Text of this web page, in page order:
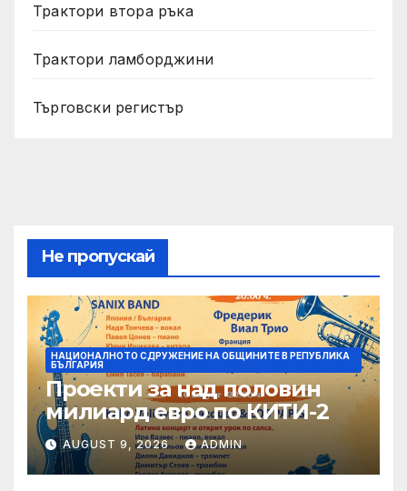
Трактори втора ръка
Трактори ламборджини
Търговски регистър
Не пропускай
НАЦИОНАЛНОТО СДРУЖЕНИЕ НА ОБЩИНИТЕ В РЕПУБЛИКА
БЪЛГАРИЯ
Проекти за над половин
милиард евро по КИТИ-2
AUGUST 9, 2026 ADMIN